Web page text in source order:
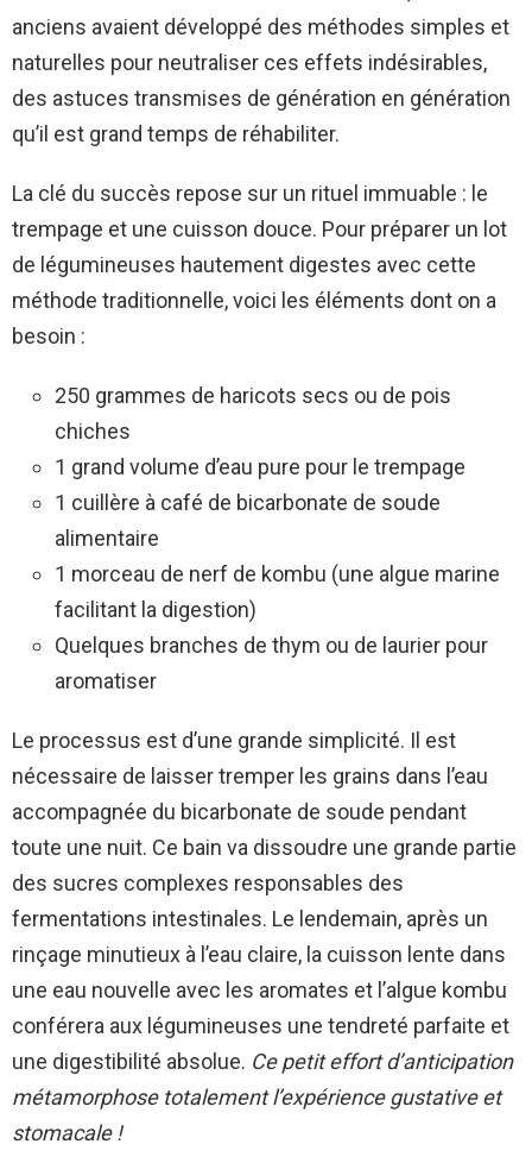
anciens avaient développé des méthodes simples et
naturelles pour neutraliser ces effets indésirables,
des astuces transmises de génération en génération
qu’il est grand temps de réhabiliter.
La clé du succès repose sur un rituel immuable : le
trempage et une cuisson douce. Pour préparer un lot
de légumineuses hautement digestes avec cette
méthode traditionnelle, voici les éléments dont on a
besoin :
250 grammes de haricots secs ou de pois
chiches
1 grand volume d’eau pure pour le trempage
1 cuillère à café de bicarbonate de soude
alimentaire
1 morceau de nerf de kombu (une algue marine
facilitant la digestion)
Quelques branches de thym ou de laurier pour
aromatiser
Le processus est d’une grande simplicité. Il est
nécessaire de laisser tremper les grains dans l’eau
accompagnée du bicarbonate de soude pendant
toute une nuit. Ce bain va dissoudre une grande partie
des sucres complexes responsables des
fermentations intestinales. Le lendemain, après un
rinçage minutieux à l’eau claire, la cuisson lente dans
une eau nouvelle avec les aromates et l’algue kombu
conférera aux légumineuses une tendreté parfaite et
une digestibilité absolue. Ce petit effort d’anticipation
métamorphose totalement l’expérience gustative et
stomacale !